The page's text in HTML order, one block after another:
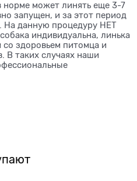
норме может линять еще 3-7
запущен, и за этот период
На данную процедуру НЕТ
индивидуальна, линька
здоровьем питомца и
В таких случаях наши